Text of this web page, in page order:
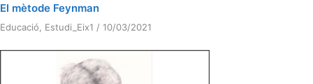
El mètode Feynman
Educació Estudi_Eix1 / 10/03/2021